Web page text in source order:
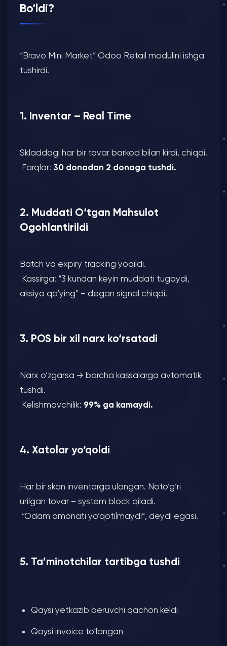
Bo‘ldi?
“Bravo Mini Market” Odoo Retail modulini ishga
tushirdi.
1. Inventar – Real Time
Skladdagi har bir tovar barkod bilan kirdi, chiqdi.
Farqlar: 30 donadan 2 donaga tushdi.
2. Muddati O‘tgan Mahsulot
Ogohlantirildi
Batch va expiry tracking yoqildi.
Kassirga: “3 kundan keyin muddati tugaydi,
aksiya qo‘ying” – degan signal chiqdi.
3. POS bir xil narx ko‘rsatadi
Narx o‘zgarsa → barcha kassalarga avtomatik
tushdi.
Kelishmovchilik: 99% ga kamaydi.
4. Xatolar yo‘qoldi
Har bir skan inventarga ulangan. Noto‘g‘ri
urilgan tovar – system block qiladi.
“Odam omonati yo‘qotilmaydi”, deydi egasi.
5. Ta’minotchilar tartibga tushdi
Qaysi yetkazib beruvchi qachon keldi
Qaysi invoice to‘langan